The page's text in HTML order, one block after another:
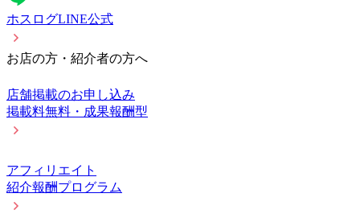
ホスログLINE公式
お店の方・紹介者の方へ
店舗掲載のお申し込み
掲載料無料・成果報酬型
アフィリエイト
紹介報酬プログラム